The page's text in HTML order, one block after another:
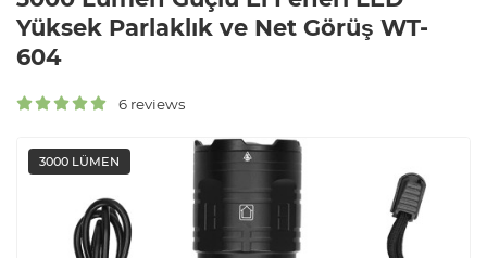
Yüksek Parlaklık ve Net Görüş WT-
604
6 reviews
3000 LÜMEN